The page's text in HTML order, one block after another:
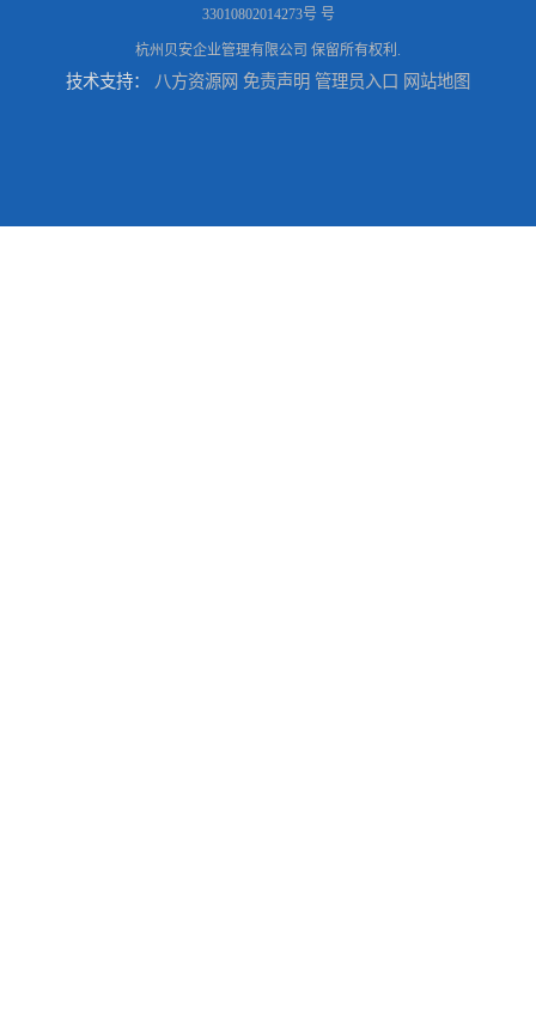
33010802014273号 号
杭州贝安企业管理有限公司 保留所有权利.
技术支持： 八方资源网 免责声明 管理员入口 网站地图